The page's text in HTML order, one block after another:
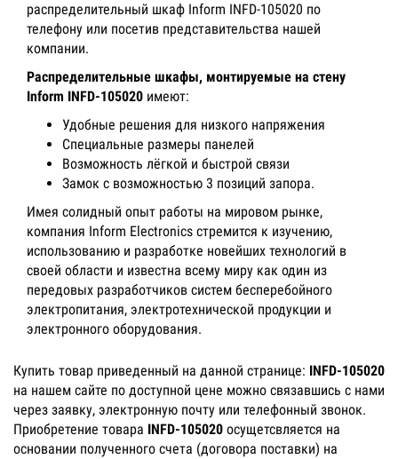
распределительный шкаф Inform INFD-105020 по
телефону или посетив представительства нашей
компании.
Распределительные шкафы, монтируемые на стену
Inform INFD-105020 имеют:
Удобные решения для низкого напряжения
Специальные размеры панелей
Возможность лёгкой и быстрой связи
Замок с возможностью 3 позиций запора.
Имея солидный опыт работы на мировом рынке,
компания Inform Electronics стремится к изучению,
использованию и разработке новейших технологий в
своей области и известна всему миру как один из
передовых разработчиков систем бесперебойного
электропитания, электротехнической продукции и
электронного оборудования.
Купить товар приведенный на данной странице: INFD-105020
на нашем сайте по доступной цене можно связавшись с нами
через заявку, электронную почту или телефонный звонок.
Приобретение товара INFD-105020 осущетсвляется на
основании полученного счета (договора поставки) на